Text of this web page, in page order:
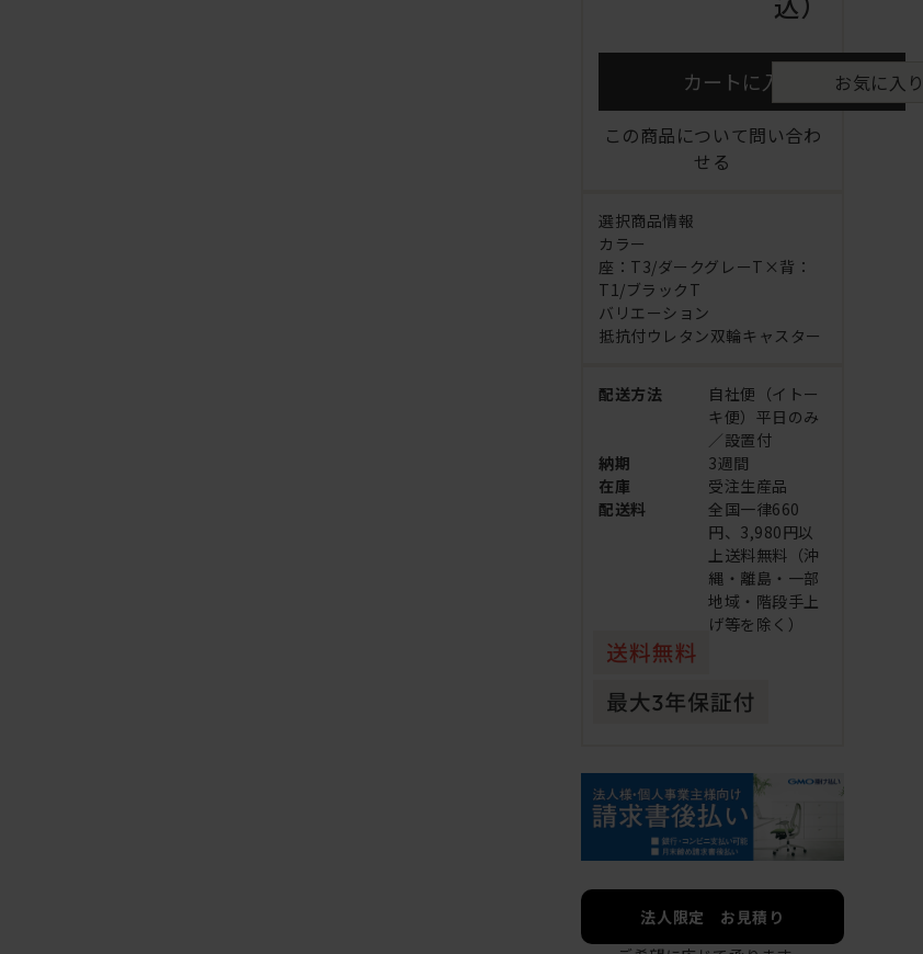
込）
カートに入れる お気に入
この商品について問い合わ
せる
選択商品情報
カラー
座：T3/ダークグレーT×背：
T1/ブラックT
バリエーション
抵抗付ウレタン双輪キャスター
配送方法
自社便（イトー
キ便）平日のみ
／設置付
納期
3週間
在庫
受注生産品
配送料
全国一律660
円、3,980円以
上送料無料（沖
縄・離島・一部
地域・階段手上
げ等を除く）
法人限定 お見積り